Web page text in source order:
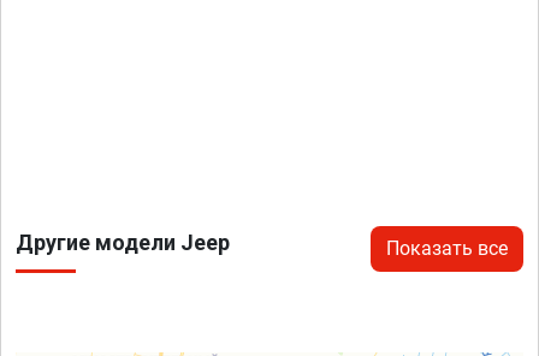
Другие модели Jeep Показать все